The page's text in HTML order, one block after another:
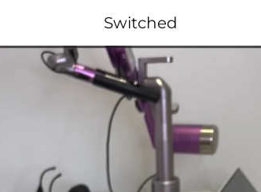
Switched